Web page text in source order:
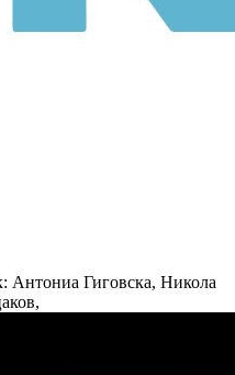
Антониа Гиговска, Никола